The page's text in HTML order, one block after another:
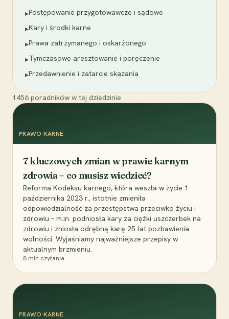
▸Postępowanie przygotowawcze i sądowe
▸Kary i środki karne
▸Prawa zatrzymanego i oskarżonego
▸Tymczasowe aresztowanie i poręczenie
▸Przedawnienie i zatarcie skazania
1456 poradników w tej dziedzinie
PRAWO KARNE
7 kluczowych zmian w prawie karnym
zdrowia – co musisz wiedzieć?
Reforma Kodeksu karnego, która weszła w życie 1
października 2023 r., istotnie zmieniła
odpowiedzialność za przestępstwa przeciwko życiu i
zdrowiu – m.in. podniosła kary za ciężki uszczerbek na
zdrowiu i zniosła odrębną karę 25 lat pozbawienia
wolności. Wyjaśniamy najważniejsze przepisy w
aktualnym brzmieniu.
8 min czytania
PRAWO KARNE